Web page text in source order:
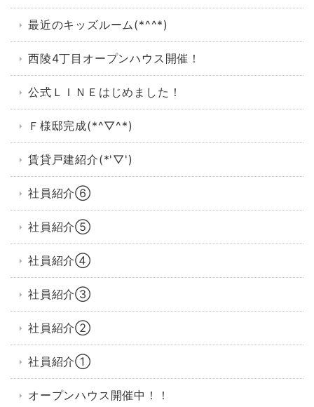
最近のキッズルーム(*^^*)
西陵4丁目オープンハウス開催！
公式ＬＩＮＥはじめました！
Ｆ様邸完成(*^▽^*)
賃貸戸建紹介(*'▽')
社員紹介⑥
社員紹介⑤
社員紹介④
社員紹介③
社員紹介②
社員紹介①
オープンハウス開催中！！